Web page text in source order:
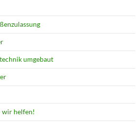
umgebaut
wir helfen!